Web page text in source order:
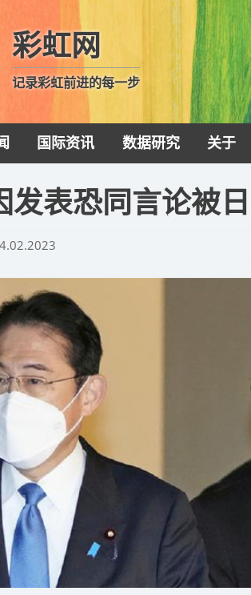
彩虹网
记录彩虹前进的每一步
国际资讯 数据研究 关于
发表恐同言论被